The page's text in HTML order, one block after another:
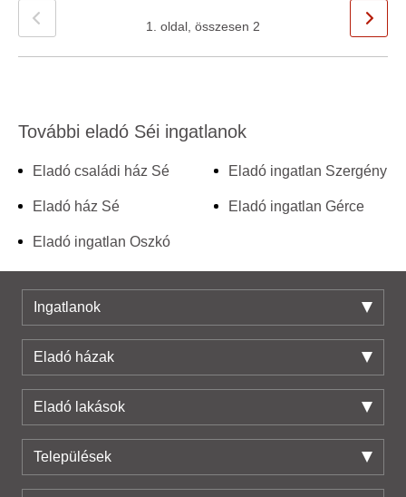
1. oldal, összesen 2
További eladó Séi ingatlanok
Eladó családi ház Sé
Eladó ház Sé
Eladó ingatlan Oszkó
Eladó ingatlan Szergény
Eladó ingatlan Gérce
Ingatlanok
Eladó házak
Eladó lakások
Települések